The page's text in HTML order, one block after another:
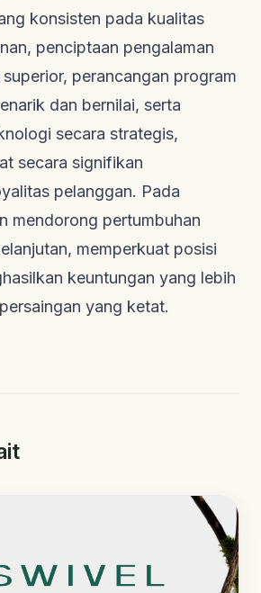
konsisten pada kualitas
penciptaan pengalaman
perancangan program
dan bernilai, serta
secara strategis,
secara signifikan
pelanggan. Pada
mendorong pertumbuhan
memperkuat posisi
keuntungan yang lebih
yang ketat.